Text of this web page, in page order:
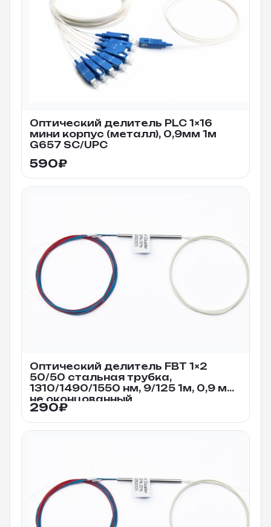
Оптический делитель PLC 1×16
мини корпус (металл), 0,9мм 1м
G657 SC/UPC
590₽
Оптический делитель FBT 1×2
50/50 стальная трубка,
1310/1490/1550 нм, 9/125 1м, 0,9 мм
не оконцованный
290₽